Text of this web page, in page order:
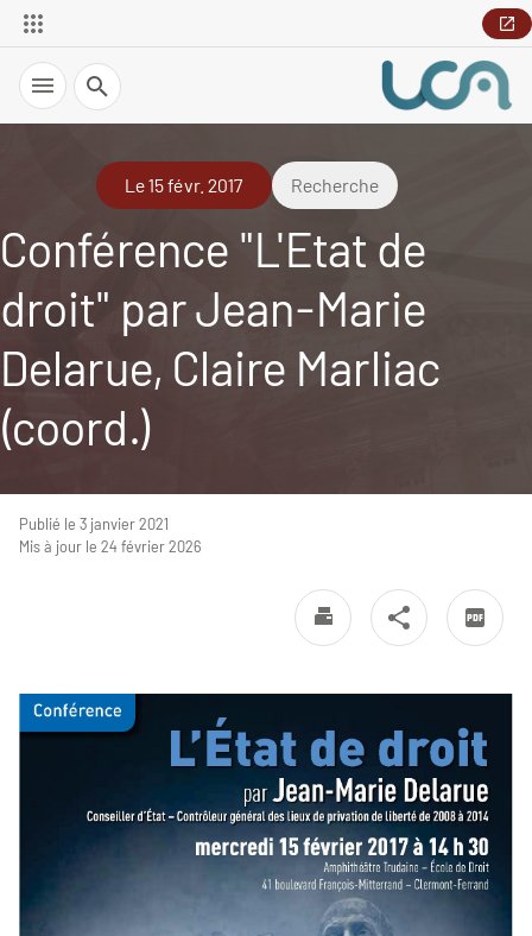
Recherche
Le 15 févr. 2017 Recherche
Conférence "L'Etat de
droit" par Jean-Marie
Delarue, Claire Marliac
(coord.)
Publié le 3 janvier 2021
Mis à jour le 24 février 2026